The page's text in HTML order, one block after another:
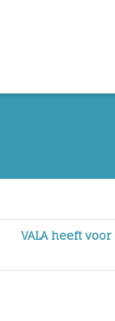
VALA heeft